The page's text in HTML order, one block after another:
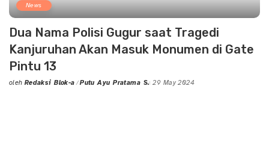
News
Dua Nama Polisi Gugur saat Tragedi
Kanjuruhan Akan Masuk Monumen di Gate
Pintu 13
Posted
oleh Redaksi Blok-a Putu Ayu Pratama S. 29 May 2024